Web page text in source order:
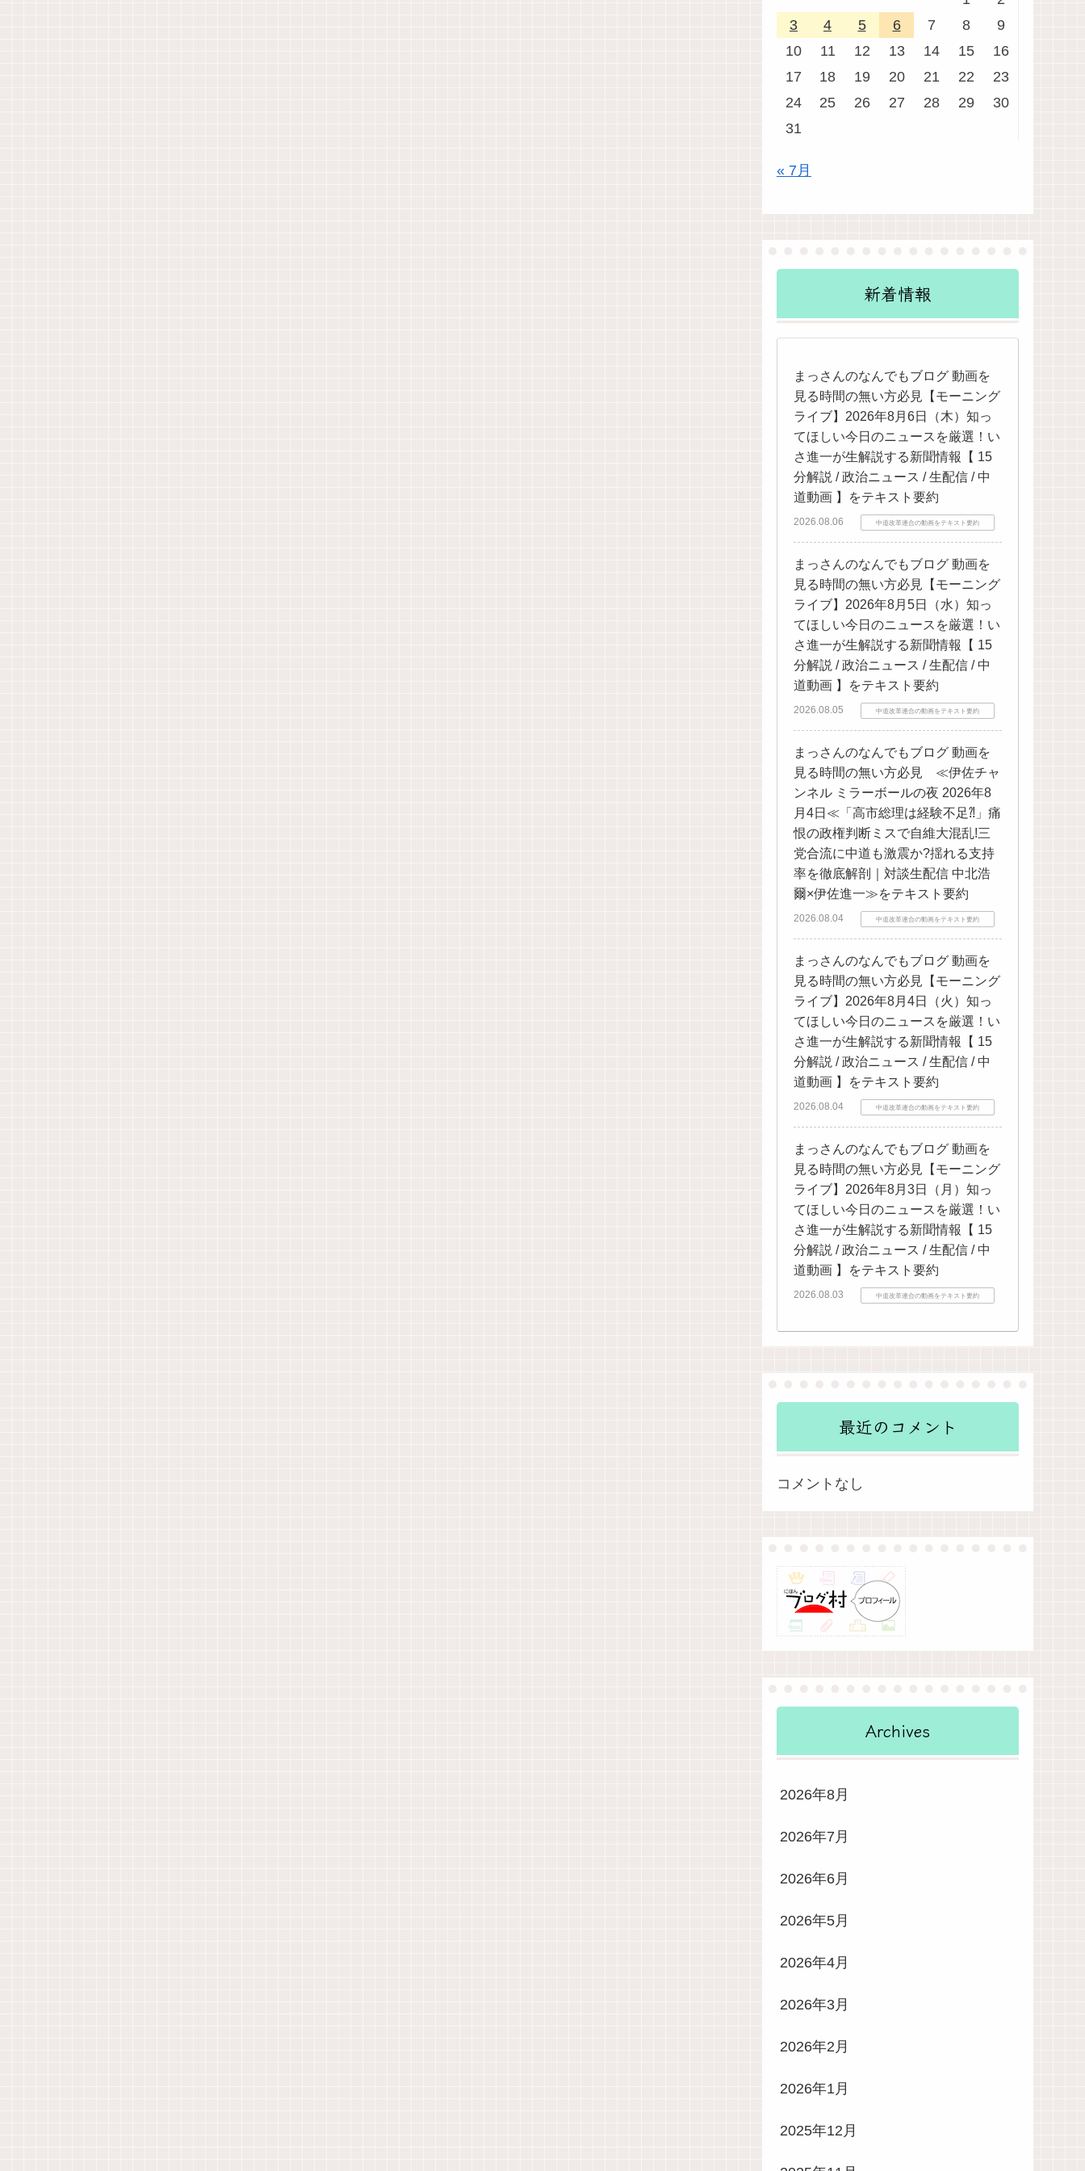
3
4 5 6 7 8
9
10
11 12 13 14 15
16
17
18 19 20 21 22
23
24
25 26 27 28 29
30
31
« 7月
新着情報
まっさんのなんでもブログ 動画を
見る時間の無い方必見【モーニング
ライブ】2026年8月6日（木）知っ
てほしい今日のニュースを厳選！い
さ進一が生解説する新聞情報【 15
分解説 / 政治ニュース / 生配信 / 中
道動画 】をテキスト要約
2026.08.06 中道改革連合の動画をテキスト要約
まっさんのなんでもブログ 動画を
見る時間の無い方必見【モーニング
ライブ】2026年8月5日（水）知っ
てほしい今日のニュースを厳選！い
さ進一が生解説する新聞情報【 15
分解説 / 政治ニュース / 生配信 / 中
道動画 】をテキスト要約
2026.08.05 中道改革連合の動画をテキスト要約
まっさんのなんでもブログ 動画を
見る時間の無い方必見 ≪伊佐チャ
ンネル ミラーボールの夜 2026年8
月4日≪「高市総理は経験不足⁈」痛
恨の政権判断ミスで自維大混乱!三
党合流に中道も激震か?揺れる支持
率を徹底解剖｜対談生配信 中北浩
爾×伊佐進一≫をテキスト要約
2026.08.04 中道改革連合の動画をテキスト要約
まっさんのなんでもブログ 動画を
見る時間の無い方必見【モーニング
ライブ】2026年8月4日（火）知っ
てほしい今日のニュースを厳選！い
さ進一が生解説する新聞情報【 15
分解説 / 政治ニュース / 生配信 / 中
道動画 】をテキスト要約
2026.08.04 中道改革連合の動画をテキスト要約
まっさんのなんでもブログ 動画を
見る時間の無い方必見【モーニング
ライブ】2026年8月3日（月）知っ
てほしい今日のニュースを厳選！い
さ進一が生解説する新聞情報【 15
分解説 / 政治ニュース / 生配信 / 中
道動画 】をテキスト要約
2026.08.03 中道改革連合の動画をテキスト要約
最近のコメント
コメントなし
Archives
2026年8月
2026年7月
2026年6月
2026年5月
2026年4月
2026年3月
2026年2月
2026年1月
2025年12月